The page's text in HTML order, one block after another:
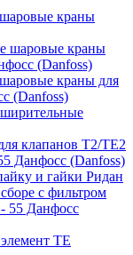
краны
шаровые краны
(Danfoss)
краны для
(Danfoss)
клапанов T2/TE2
Данфосс (Danfoss)
и гайки Ридан
с фильтром
55 Данфосс
TE